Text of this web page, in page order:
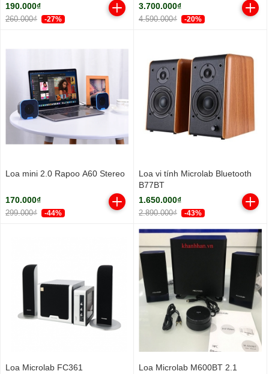
190.000₫
260.000₫ -27%
3.700.000₫
4.590.000₫ -20%
Loa mini 2.0 Rapoo A60 Stereo
170.000₫
299.000₫ -44%
Loa vi tính Microlab Bluetooth
B77BT
1.650.000₫
2.890.000₫ -43%
Loa Microlab FC361
Loa Microlab M600BT 2.1